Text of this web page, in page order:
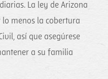
La ley de Arizona
menos la cobertura
así que asegúrese
a su familia